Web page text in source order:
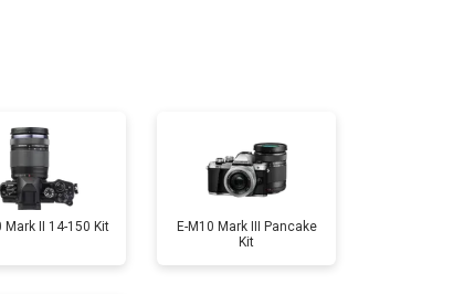
₽ Заказать
Заказать
Mark II 14-150 Kit
E-M10 Mark III Pancake
Kit